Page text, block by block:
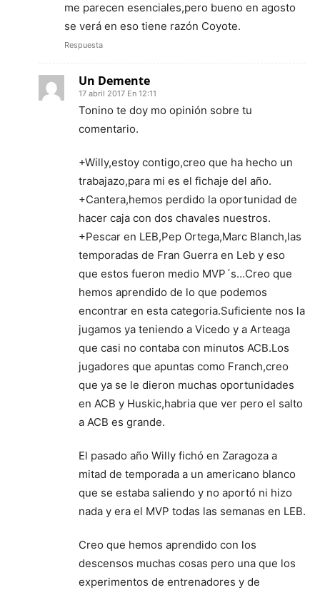
me parecen esenciales,pero bueno en agosto
se verá en eso tiene razón Coyote.
Respuesta
Un Demente
17 abril 2017 En 12:11
Tonino te doy mo opinión sobre tu
comentario.
+Willy,estoy contigo,creo que ha hecho un
trabajazo,para mi es el fichaje del año.
+Cantera,hemos perdido la oportunidad de
hacer caja con dos chavales nuestros.
+Pescar en LEB,Pep Ortega,Marc Blanch,las
temporadas de Fran Guerra en Leb y eso
que estos fueron medio MVP´s…Creo que
hemos aprendido de lo que podemos
encontrar en esta categoria.Suficiente nos la
jugamos ya teniendo a Vicedo y a Arteaga
que casi no contaba con minutos ACB.Los
jugadores que apuntas como Franch,creo
que ya se le dieron muchas oportunidades
en ACB y Huskic,habria que ver pero el salto
a ACB es grande.
El pasado año Willy fichó en Zaragoza a
mitad de temporada a un americano blanco
que se estaba saliendo y no aportó ni hizo
nada y era el MVP todas las semanas en LEB.
Creo que hemos aprendido con los
descensos muchas cosas pero una que los
experimentos de entrenadores y de